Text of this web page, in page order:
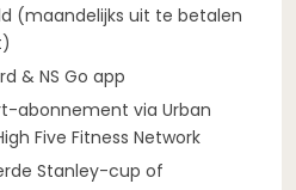
(maandelijks uit te betalen
& NS Go app
abonnement via Urban
Five Fitness Network
Stanley-cup of